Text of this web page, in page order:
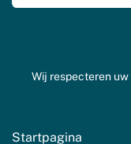
Wij respecteren uw
Startpagina